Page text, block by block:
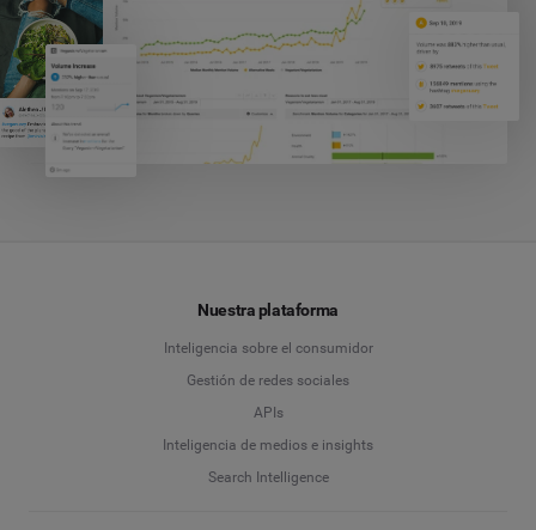
Nuestra plataforma
Inteligencia sobre el consumidor
Gestión de redes sociales
APIs
Inteligencia de medios e insights
Search Intelligence